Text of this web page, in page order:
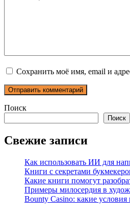
Сохранить моё имя, email и
Поиск
Поиск
Свежие записи
Как использовать ИИ для
Книги с секретами
Какие книги помогут
Примеры милосердия в
Bounty Casino: какие